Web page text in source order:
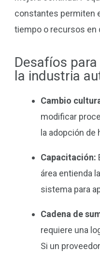
constantes permiten
tiempo o recursos en
Desafíos
la industria
Cambio
modificar
la adopción de
Capacitación:
área entienda
sistema para
Cadena de
requiere una
Si un